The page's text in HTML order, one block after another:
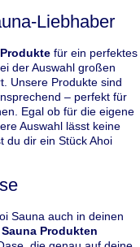
Liebhaber
für ein perfektes
der Auswahl großen
Unsere Produkte sind
– perfekt für
Egal ob für die eigene
Auswahl lässt keine
du dir ein Stück Ahoi
Sauna auch in deinen
Sauna Produkten